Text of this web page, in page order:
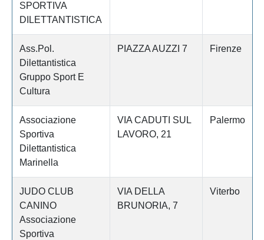
SPORTIVA
DILETTANTISTICA
Ass.Pol.
Dilettantistica
Gruppo Sport E
Cultura
PIAZZA AUZZI 7 Firenze
Associazione
Sportiva
Dilettantistica
Marinella
VIA CADUTI SUL
LAVORO, 21
Palermo
JUDO CLUB
CANINO
Associazione
Sportiva
VIA DELLA
BRUNORIA, 7
Viterbo